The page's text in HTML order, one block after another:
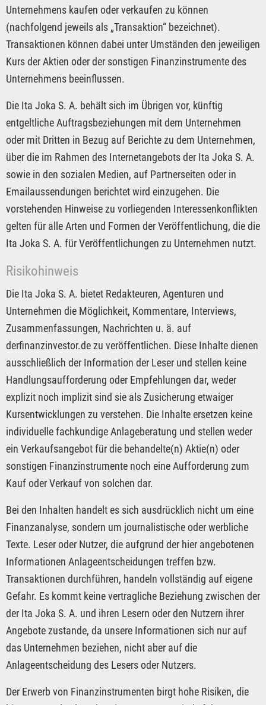
Unternehmens kaufen oder verkaufen zu können
(nachfolgend jeweils als „Transaktion“ bezeichnet).
Transaktionen können dabei unter Umständen den jeweiligen
Kurs der Aktien oder der sonstigen Finanzinstrumente des
Unternehmens beeinflussen.
Die Ita Joka S. A. behält sich im Übrigen vor, künftig
entgeltliche Auftragsbeziehungen mit dem Unternehmen
oder mit Dritten in Bezug auf Berichte zu dem Unternehmen,
über die im Rahmen des Internetangebots der Ita Joka S. A.
sowie in den sozialen Medien, auf Partnerseiten oder in
Emailaussendungen berichtet wird einzugehen. Die
vorstehenden Hinweise zu vorliegenden Interessenkonflikten
gelten für alle Arten und Formen der Veröffentlichung, die die
Ita Joka S. A. für Veröffentlichungen zu Unternehmen nutzt.
Risikohinweis
Die Ita Joka S. A. bietet Redakteuren, Agenturen und
Unternehmen die Möglichkeit, Kommentare, Interviews,
Zusammenfassungen, Nachrichten u. ä. auf
derfinanzinvestor.de zu veröffentlichen. Diese Inhalte dienen
ausschließlich der Information der Leser und stellen keine
Handlungsaufforderung oder Empfehlungen dar, weder
explizit noch implizit sind sie als Zusicherung etwaiger
Kursentwicklungen zu verstehen. Die Inhalte ersetzen keine
individuelle fachkundige Anlageberatung und stellen weder
ein Verkaufsangebot für die behandelte(n) Aktie(n) oder
sonstigen Finanzinstrumente noch eine Aufforderung zum
Kauf oder Verkauf von solchen dar.
Bei den Inhalten handelt es sich ausdrücklich nicht um eine
Finanzanalyse, sondern um journalistische oder werbliche
Texte. Leser oder Nutzer, die aufgrund der hier angebotenen
Informationen Anlageentscheidungen treffen bzw.
Transaktionen durchführen, handeln vollständig auf eigene
Gefahr. Es kommt keine vertragliche Beziehung zwischen der
der Ita Joka S. A. und ihren Lesern oder den Nutzern ihrer
Angebote zustande, da unsere Informationen sich nur auf
das Unternehmen beziehen, nicht aber auf die
Anlageentscheidung des Lesers oder Nutzers.
Der Erwerb von Finanzinstrumenten birgt hohe Risiken, die